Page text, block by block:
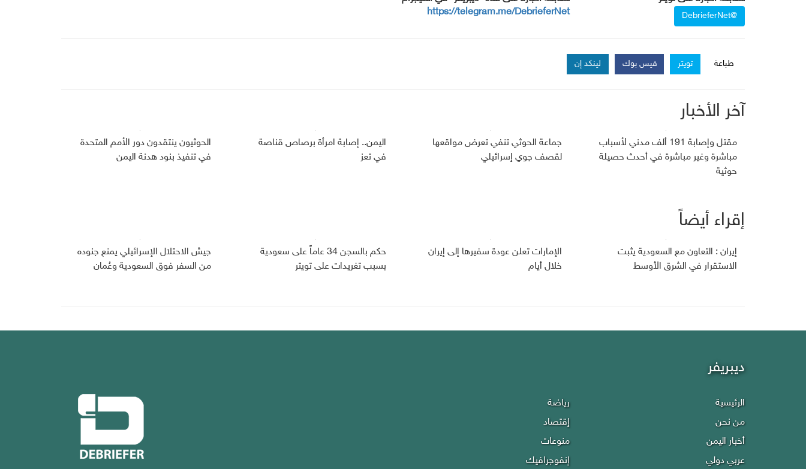
@DebrieferNet
https://telegram.me/DebrieferNet
طباعة تويتر فيس بوك لينكد إن
آخر الأخبار
مقتل وإصابة 191 ألف مدني لأسباب
مباشرة وغير مباشرة في أحدث حصيلة
حوثية
جماعة الحوثي تنفي تعرض مواقعها
لقصف جوي إسرائيلي
اليمن.. إصابة امرأة برصاص قناصة
في تعز
الحوثيون ينتقدون دور الأمم المتحدة
في تنفيذ بنود هدنة اليمن
إقراء أيضاً
إيران : التعاون مع السعودية يثبت
الاستقرار في الشرق الأوسط
الإمارات تعلن عودة سفيرها إلى إيران
خلال أيام
حكم بالسجن 34 عاماً على سعودية
بسبب تغريدات على تويتر
جيش الاحتلال الإسرائيلي يمنع جنوده
من السفر فوق السعودية وعُمان
ديبريفر
الرئيسية
من نحن
أخبار اليمن
عربي دولي
رياضة
إقتصاد
منوعات
إنفوجرافيك